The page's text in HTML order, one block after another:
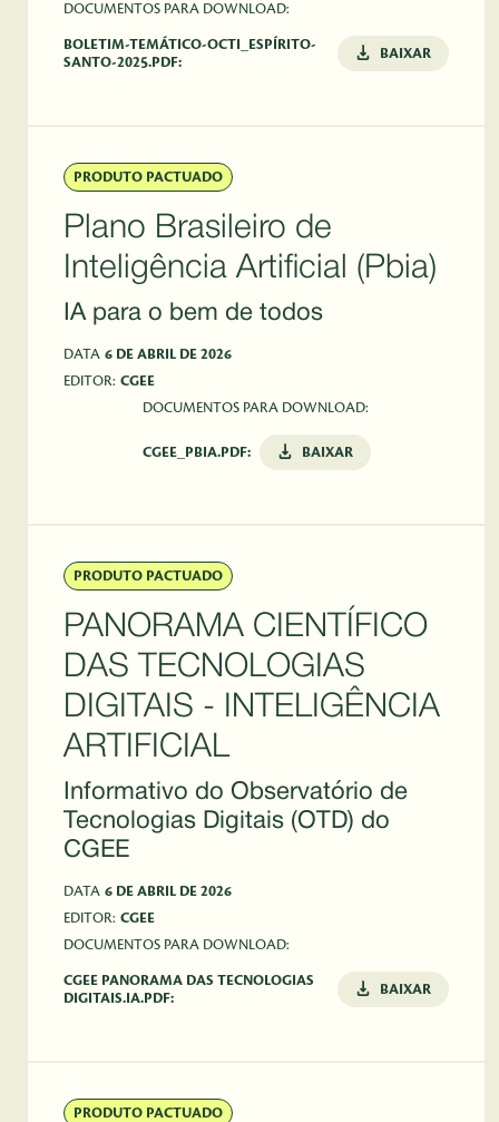
DOCUMENTOS PARA DOWNLOAD:
BOLETIM-TEMÁTICO-OCTI_ESPÍRITO-
SANTO-2025.PDF:
BAIXAR
PRODUTO PACTUADO
Plano Brasileiro de
Inteligência Artificial (Pbia)
IA para o bem de todos
DATA 6 DE ABRIL DE 2026
EDITOR: CGEE
DOCUMENTOS PARA DOWNLOAD:
CGEE_PBIA.PDF: BAIXAR
PRODUTO PACTUADO
PANORAMA CIENTÍFICO
DAS TECNOLOGIAS
DIGITAIS - INTELIGÊNCIA
ARTIFICIAL
Informativo do Observatório de
Tecnologias Digitais (OTD) do
CGEE
DATA 6 DE ABRIL DE 2026
EDITOR: CGEE
DOCUMENTOS PARA DOWNLOAD:
CGEE PANORAMA DAS TECNOLOGIAS
DIGITAIS.IA.PDF:
BAIXAR
PRODUTO PACTUADO